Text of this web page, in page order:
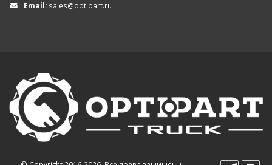
Email: sales@optipart.ru